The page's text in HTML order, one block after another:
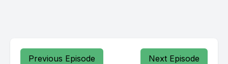
Previous Episode Next Episode